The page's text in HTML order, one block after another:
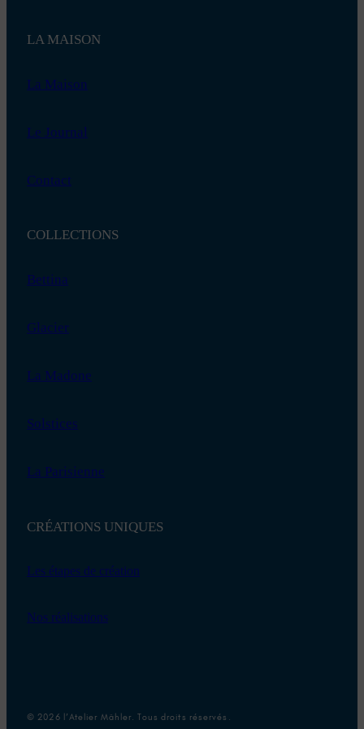
LA MAISON
La Maison
Le Journal
Contact
COLLECTIONS
Bettina
Glacier
La Madone
Solstices
La Parisienne
CRÉATIONS UNIQUES
Les étapes de création
Nos réalisations
© 2026 l’Atelier Mähler. Tous droits réservés.